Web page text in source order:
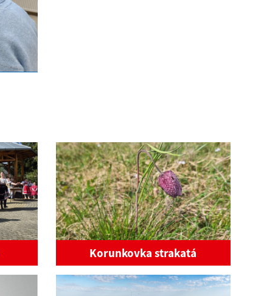
Korunkovka strakatá